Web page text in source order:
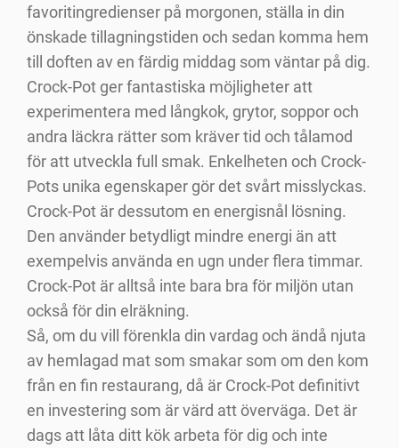
favoritingredienser på morgonen, ställa in din
önskade tillagningstiden och sedan komma hem
till doften av en färdig middag som väntar på dig.
Crock-Pot ger fantastiska möjligheter att
experimentera med långkok, grytor, soppor och
andra läckra rätter som kräver tid och tålamod
för att utveckla full smak. Enkelheten och Crock-
Pots unika egenskaper gör det svårt misslyckas.
Crock-Pot är dessutom en energisnål lösning.
Den använder betydligt mindre energi än att
exempelvis använda en ugn under flera timmar.
Crock-Pot är alltså inte bara bra för miljön utan
också för din elräkning.
Så, om du vill förenkla din vardag och ändå njuta
av hemlagad mat som smakar som om den kom
från en fin restaurang, då är Crock-Pot definitivt
en investering som är värd att överväga. Det är
dags att låta ditt kök arbeta för dig och inte